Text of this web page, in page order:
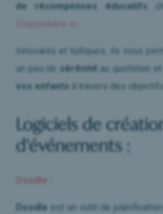
de récompenses éducatifs
Innovants et ludiques, ils vous
un peu de sérénité au quotidien et
vos enfants à travers des
Logiciels de
d’événements :
Doodle
Doodle est un outil de